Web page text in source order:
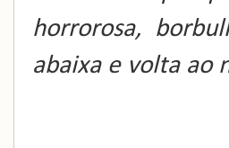
horrorosa,
abaixa e volta ao